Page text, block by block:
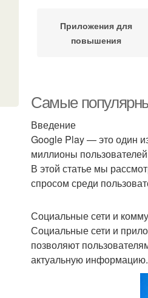
Приложения для
повышения
Самые
Введение
Google Play — это один
миллионы
В этой статье мы
спросом среди
Социальные сети и
Социальные сети и
позволяют
актуальную информацию.